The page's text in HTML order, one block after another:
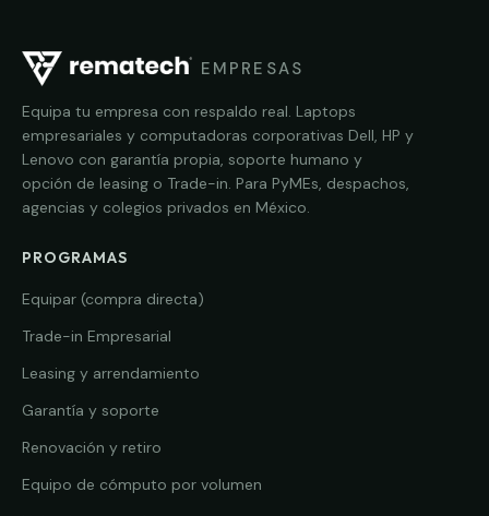
EMPRESAS
Equipa tu empresa con respaldo real. Laptops
empresariales y computadoras corporativas Dell, HP y
Lenovo con garantía propia, soporte humano y
opción de leasing o Trade-in. Para PyMEs, despachos,
agencias y colegios privados en México.
PROGRAMAS
Equipar (compra directa)
Trade-in Empresarial
Leasing y arrendamiento
Garantía y soporte
Renovación y retiro
Equipo de cómputo por volumen